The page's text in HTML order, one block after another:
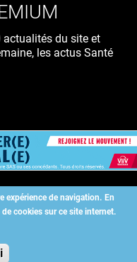
expérience de navigation. En
cookies sur ce site internet.
du site et
les actus Santé